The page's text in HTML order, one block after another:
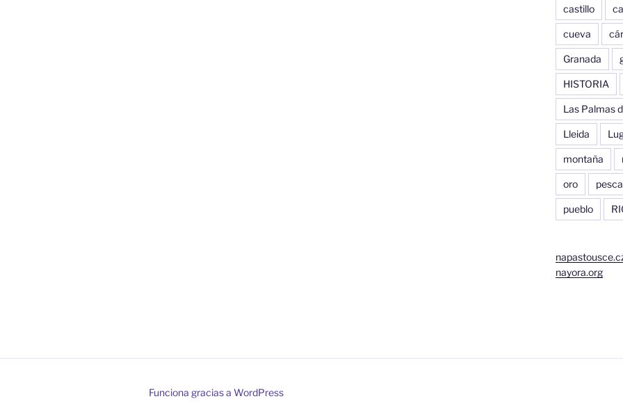
castillo
cueva
Granada
HISTORIA
Las Palmas
Lleida
montaña
oro pesca
pueblo
nayora.org
Funciona gracias a WordPress